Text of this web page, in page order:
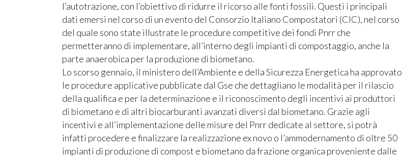
l’autotrazione, con l’obiettivo di ridurre il ricorso alle fonti fossili. Questi i principali
dati emersi nel corso di un evento del Consorzio Italiano Compostatori (CIC), nel corso
del quale sono state illustrate le procedure competitive dei fondi Pnrr che
permetteranno di implementare, all’interno degli impianti di compostaggio, anche la
parte anaerobica per la produzione di biometano.
Lo scorso gennaio, il ministero dell’Ambiente e della Sicurezza Energetica ha approvato
le procedure applicative pubblicate dal Gse che dettagliano le modalità per il rilascio
della qualifica e per la determinazione e il riconoscimento degli incentivi ai produttori
di biometano e di altri biocarburanti avanzati diversi dal biometano. Grazie agli
incentivi e all’implementazione delle misure del Pnrr dedicate al settore, si potrà
infatti procedere e finalizzare la realizzazione ex novo o l’ammodernamento di oltre 50
impianti di produzione di compost e biometano da frazione organica proveniente dalle